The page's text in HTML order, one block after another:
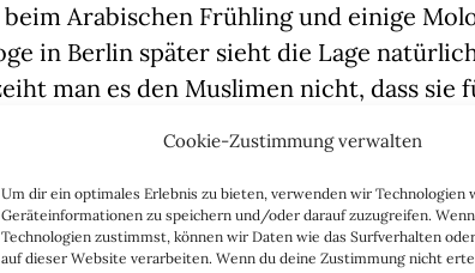
Cookie-Zustimmung verwalten
Um dir ein optimales Erlebnis zu bieten, verwenden wir Technologien
Geräteinformationen zu speichern und/oder darauf zuzugreifen.
Technologien zustimmst, können wir Daten wie das Surfverhalten
auf dieser Website verarbeiten. Wenn du deine Zustimmung nicht
beim Arabischen Frühling und einige
in Berlin später sieht die Lage
man es den Muslimen nicht, dass sie
rechtsextremen – pardon – extrem
in die Karten spielen. Dass der
zum „intoleranten“ Osten gar nicht
die Identitätskrise der linken